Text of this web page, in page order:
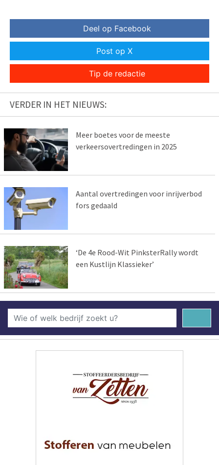
Deel op Facebook
Post op X
Tip de redactie
VERDER IN HET NIEUWS:
Meer boetes voor de meeste
verkeersovertredingen in 2025
Aantal overtredingen voor inrijverbod
fors gedaald
‘De 4e Rood-Wit PinksterRally wordt
een Kustlijn Klassieker’